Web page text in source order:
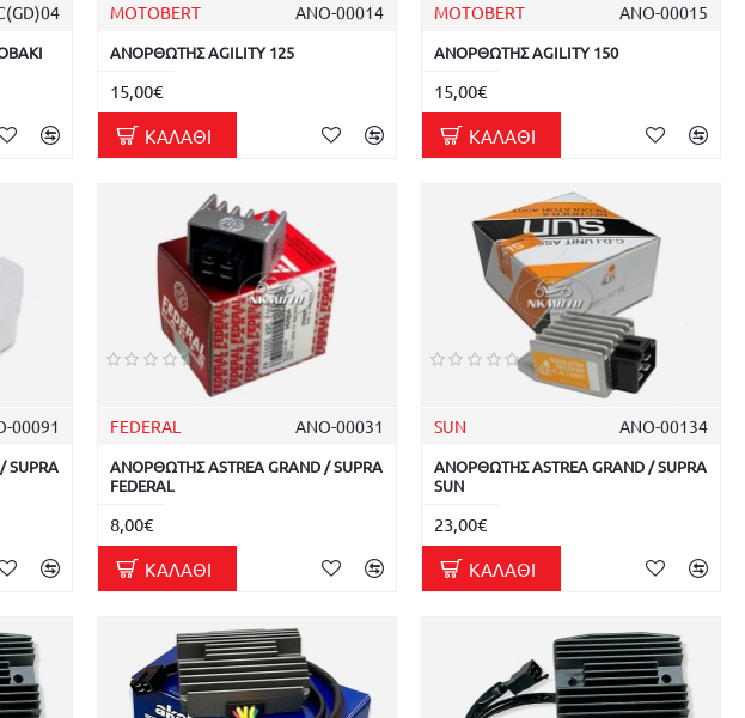
MOTOBERT ΑΝΟ-00014
ΑΝΟΡΘΩΤΗΣ AGILITY 125
15,00€
ΚΑΛΆΘΙ
MOTOBERT ΑΝΟ-00015
ΑΝΟΡΘΩΤΗΣ AGILITY 150
15,00€
ΚΑΛΆΘΙ
00091
SUPRA
FEDERAL ΑΝΟ-00031
ΑΝΟΡΘΩΤΗΣ ASTREA GRAND / SUPRA
FEDERAL
8,00€
ΚΑΛΆΘΙ
SUN ΑΝΟ-00134
ΑΝΟΡΘΩΤΗΣ ASTREA GRAND / SUPRA
SUN
23,00€
ΚΑΛΆΘΙ